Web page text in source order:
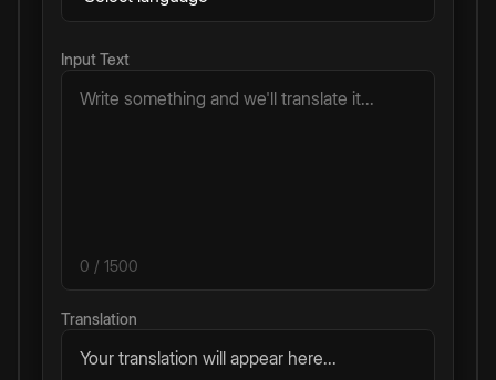
Input Text
0 / 1500
Translation
Your translation will appear here...